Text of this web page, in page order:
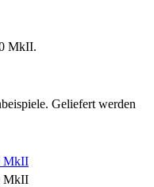
MkII.
Geliefert werden